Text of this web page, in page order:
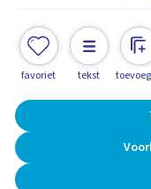
favoriet tekst